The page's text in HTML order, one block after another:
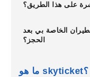
على هذا الطريق؟
الخاصة بي بعد
الحجز؟
ما هو skyticket؟